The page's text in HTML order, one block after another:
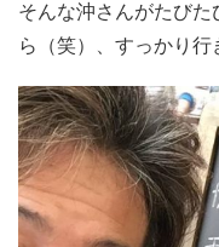
そんな沖さんがたび
ら（笑）、すっかり行